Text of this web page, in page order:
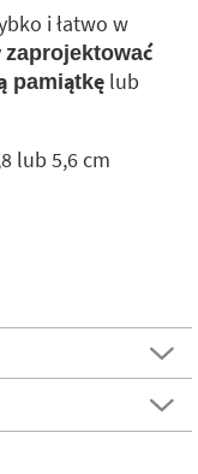
i łatwo w
zaprojektować
pamiątkę lub
lub 5,6 cm